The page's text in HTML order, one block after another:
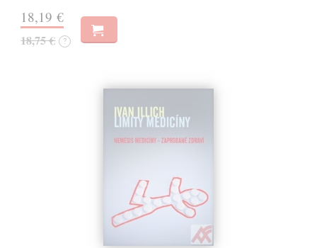
18,19 €
18,75 € ?